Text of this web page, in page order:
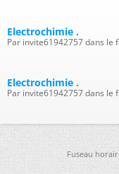
Electrochimie .
Par invite61942757 dans le
Electrochimie .
Par invite61942757 dans le
Fuseau